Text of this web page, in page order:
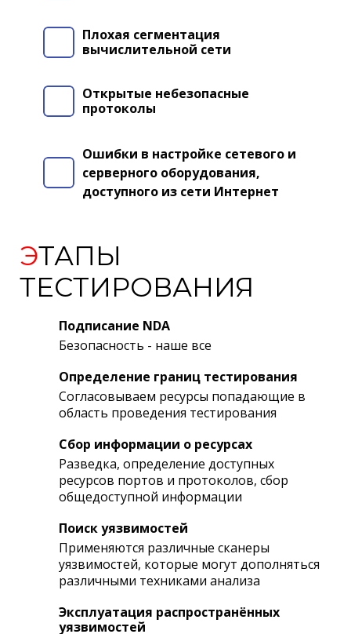
Плохая сегментация
вычислительной сети
Открытые небезопасные
протоколы
Ошибки в настройке сетевого и
серверного оборудования,
доступного из сети Интернет
ЭТАПЫ
ТЕСТИРОВАНИЯ
Подписание NDA
Безопасность - наше все
Определение границ тестирования
Согласовываем ресурсы попадающие в
область проведения тестирования
Сбор информации о ресурсах
Разведка, определение доступных
ресурсов портов и протоколов, сбор
общедоступной информации
Поиск уязвимостей
Применяются различные сканеры
уязвимостей, которые могут дополняться
различными техниками анализа
Эксплуатация распространённых
уязвимостей